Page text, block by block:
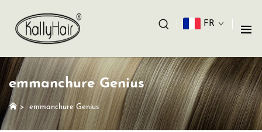
FR
emmanchure Genius
> emmanchure Genius